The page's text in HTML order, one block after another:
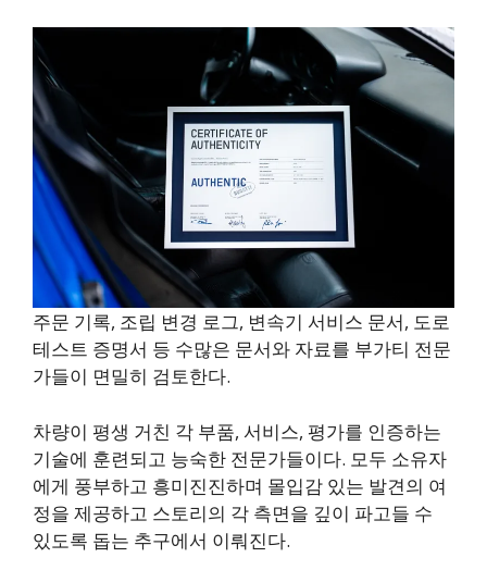
주문 기록, 조립 변경 로그, 변속기 서비스 문서, 도로
테스트 증명서 등 수많은 문서와 자료를 부가티 전문
가들이 면밀히 검토한다.
차량이 평생 거친 각 부품, 서비스, 평가를 인증하는
기술에 훈련되고 능숙한 전문가들이다. 모두 소유자
에게 풍부하고 흥미진진하며 몰입감 있는 발견의 여
정을 제공하고 스토리의 각 측면을 깊이 파고들 수
있도록 돕는 추구에서 이뤄진다.